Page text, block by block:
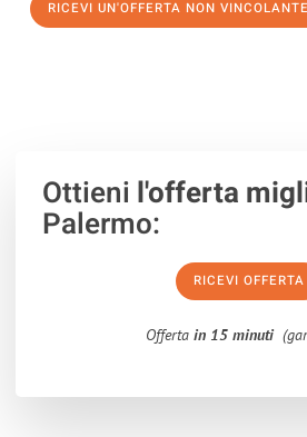
RICEVI UN'OFFERTA NON VINCOLANTE
Ottieni l'offerta
Palermo:
RICEVI OFFERTA
Offerta in 15 minuti